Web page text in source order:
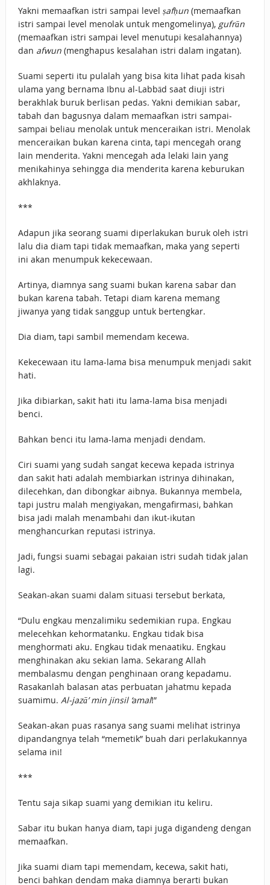
Yakni memaafkan istri sampai level ṣafḥun(memaafkan
istri sampai level menolak untuk mengomelinya), gufrān
(memaafkan istri sampai level menutupi kesalahannya)
dan afwun(menghapus kesalahan istri dalam ingatan).
Suami seperti itu pulalah yang bisa kita lihat pada kisah
ulama yang bernama Ibnu al-Labbād saat diuji istri
berakhlak buruk berlisan pedas. Yakni demikian sabar,
tabah dan bagusnya dalam memaafkan istri sampai-
sampai beliau menolak untuk menceraikan istri. Menolak
menceraikan bukan karena cinta, tapi mencegah orang
lain menderita. Yakni mencegah ada lelaki lain yang
menikahinya sehingga dia menderita karena keburukan
akhlaknya.
***
Adapun jika seorang suami diperlakukan buruk oleh istri
lalu dia diam tapi tidak memaafkan, maka yang seperti
ini akan menumpuk kekecewaan.
Artinya, diamnya sang suami bukan karena sabar dan
bukan karena tabah. Tetapi diam karena memang
jiwanya yang tidak sanggup untuk bertengkar.
Dia diam, tapi sambil memendam kecewa.
Kekecewaan itu lama-lama bisa menumpuk menjadi sakit
hati.
Jika dibiarkan, sakit hati itu lama-lama bisa menjadi
benci.
Bahkan benci itu lama-lama menjadi dendam.
Ciri suami yang sudah sangat kecewa kepada istrinya
dan sakit hati adalah membiarkan istrinya dihinakan,
dilecehkan, dan dibongkar aibnya. Bukannya membela,
tapi justru malah mengiyakan, mengafirmasi, bahkan
bisa jadi malah menambahi dan ikut-ikutan
menghancurkan reputasi istrinya.
Jadi, fungsi suami sebagai pakaian istri sudah tidak jalan
lagi.
Seakan-akan suami dalam situasi tersebut berkata,
“Dulu engkau menzalimiku sedemikian rupa. Engkau
melecehkan kehormatanku. Engkau tidak bisa
menghormati aku. Engkau tidak menaatiku. Engkau
menghinakan aku sekian lama. Sekarang Allah
membalasmu dengan penghinaan orang kepadamu.
Rasakanlah balasan atas perbuatan jahatmu kepada
suamimu. Al-jazā’ min jinsil ‘amal!”
Seakan-akan puas rasanya sang suami melihat istrinya
dipandangnya telah “memetik” buah dari perlakukannya
selama ini!
***
Tentu saja sikap suami yang demikian itu keliru.
Sabar itu bukan hanya diam, tapi juga digandeng dengan
memaafkan.
Jika suami diam tapi memendam, kecewa, sakit hati,
benci bahkan dendam maka diamnya berarti bukan